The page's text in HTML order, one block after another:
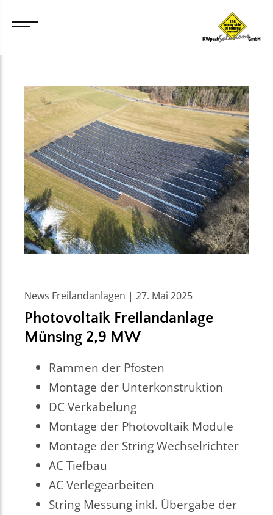
News Freilandanlagen | 27. Mai 2025
Photovoltaik Freilandanlage
Münsing 2,9 MW
Rammen der Pfosten
Montage der Unterkonstruktion
DC Verkabelung
Montage der Photovoltaik Module
Montage der String Wechselrichter
AC Tiefbau
AC Verlegearbeiten
String Messung inkl. Übergabe der